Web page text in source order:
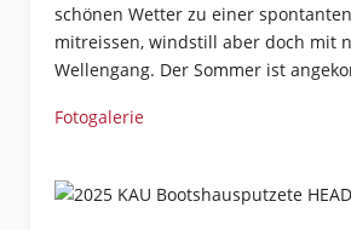
schönen Wetter zu einer
mitreissen, windstill aber doch mit
Wellengang. Der Sommer ist
Fotogalerie